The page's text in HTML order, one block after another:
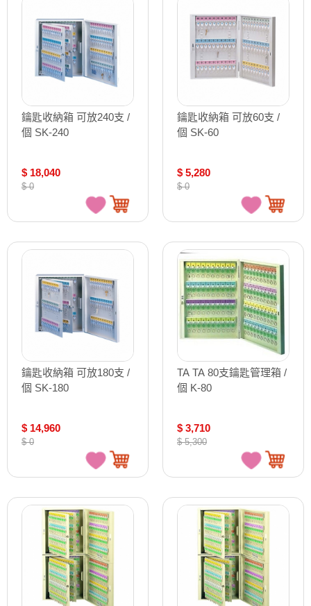
鑰匙收納箱 可放240支 /
個 SK-240
$ 18,040
$ 0
鑰匙收納箱 可放60支 /
個 SK-60
$ 5,280
$ 0
鑰匙收納箱 可放180支 /
個 SK-180
$ 14,960
$ 0
TA TA 80支鑰匙管理箱 /
個 K-80
$ 3,710
$ 5,300